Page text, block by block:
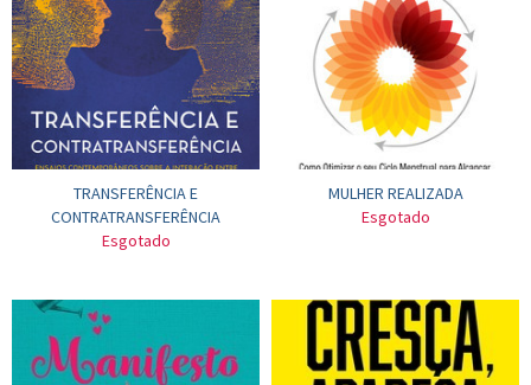
TRANSFERÊNCIA E
CONTRATRANSFERÊNCIA
Esgotado
MULHER REALIZADA
Esgotado